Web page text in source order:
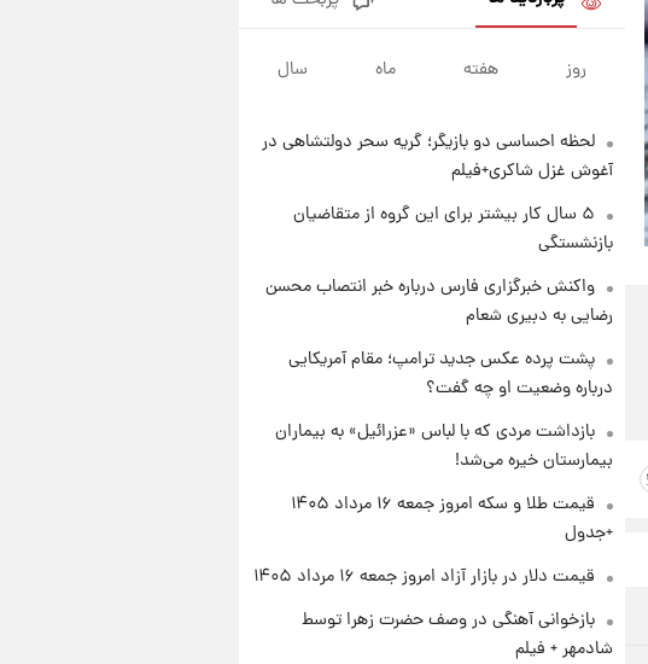
جزئیات فعال‌سازی «کیف پول
ایران» اعلام شد+فیلم
۱ روز پیش
۱۵ مرداد ۱۴۰۵ +جدول
۱ روز پیش
قیمت طلا و سکه امروز پنجشنبه
۱۵ مرداد ۱۴۰۵
دهک؛ جزئیات اعلام شد
روز هفته ماه سال
لحظه احساسی دو بازیگر؛ گریه سحر دولتشاهی در
آغوش غزل شاکری+فیلم
۵ سال کار بیشتر برای این گروه از متقاضیان
بازنشستگی
واکنش خبرگزاری فارس درباره خبر انتصاب محسن
رضایی به دبیری شعام
پشت پرده عکس جدید ترامپ؛ مقام آمریکایی
درباره وضعیت او چه گفت؟
بازداشت مردی که با لباس «عزرائیل» به بیماران
بیمارستان خیره می‌شد!
قیمت طلا و سکه امروز جمعه ۱۶ مرداد ۱۴۰۵
+جدول
قیمت دلار در بازار آزاد امروز جمعه ۱۶ مرداد ۱۴۰۵
بازخوانی آهنگی در وصف حضرت زهرا توسط
شادمهر + فیلم